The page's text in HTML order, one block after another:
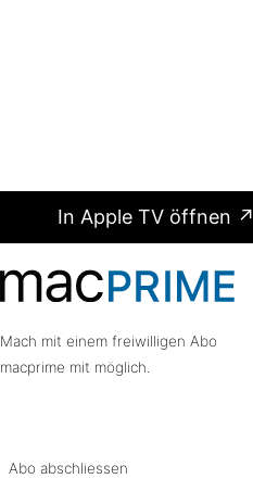
In Apple TV öffnen ↗
Mach mit einem freiwilligen Abo
macprime mit möglich.
Abo abschliessen